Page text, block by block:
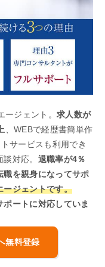
ージェント。求人数が
、WEBで経歴書簡単作
サービスも利用でき
対応。 退職率が4％
職を親身になってサポ
ージェントです。
ートに対応していま
無料登録